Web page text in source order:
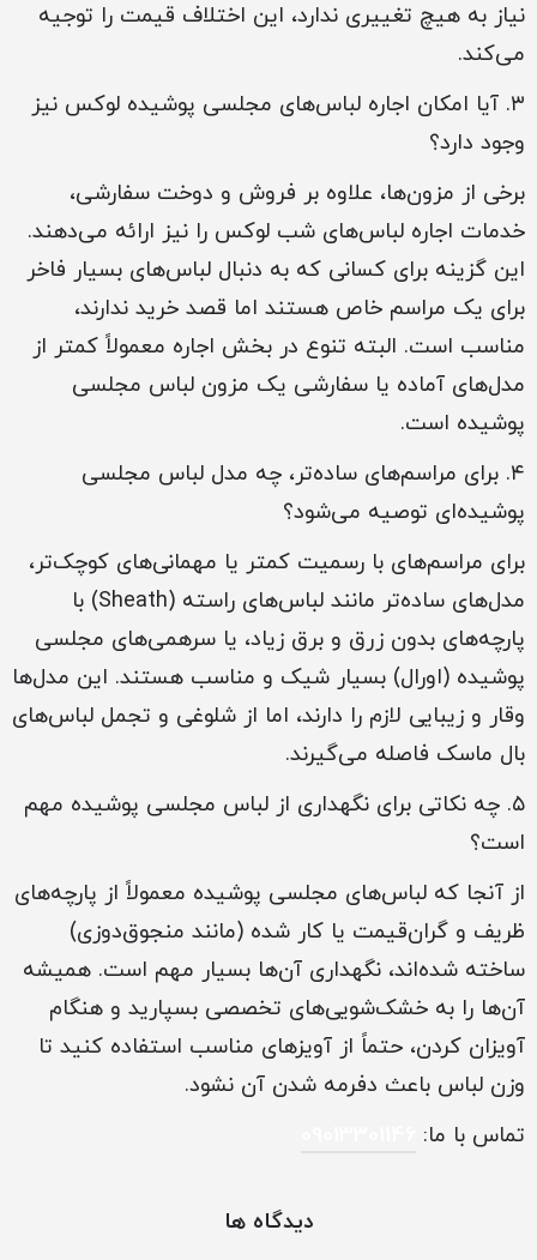
نیاز به هیچ تغییری ندارد، این اختلاف قیمت را توجیه
می‌کند.
۳. آیا امکان اجاره لباس‌های مجلسی پوشیده لوکس نیز
وجود دارد؟
برخی از مزون‌ها، علاوه بر فروش و دوخت سفارشی،
خدمات اجاره لباس‌های شب لوکس را نیز ارائه می‌دهند.
این گزینه برای کسانی که به دنبال لباس‌های بسیار فاخر
برای یک مراسم خاص هستند اما قصد خرید ندارند،
مناسب است. البته تنوع در بخش اجاره معمولاً کمتر از
مدل‌های آماده یا سفارشی یک مزون لباس مجلسی
پوشیده است.
۴. برای مراسم‌های ساده‌تر، چه مدل لباس مجلسی
پوشیده‌ای توصیه می‌شود؟
برای مراسم‌های با رسمیت کمتر یا مهمانی‌های کوچک‌تر،
مدل‌های ساده‌تر مانند لباس‌های راسته (Sheath) با
پارچه‌های بدون زرق و برق زیاد، یا سرهمی‌های مجلسی
پوشیده (اورال) بسیار شیک و مناسب هستند. این مدل‌ها
وقار و زیبایی لازم را دارند، اما از شلوغی و تجمل لباس‌های
بال ماسک فاصله می‌گیرند.
۵. چه نکاتی برای نگهداری از لباس مجلسی پوشیده مهم
است؟
از آنجا که لباس‌های مجلسی پوشیده معمولاً از پارچه‌های
ظریف و گران‌قیمت یا کار شده (مانند منجوق‌دوزی)
ساخته شده‌اند، نگهداری آن‌ها بسیار مهم است. همیشه
آن‌ها را به خشک‌شویی‌های تخصصی بسپارید و هنگام
آویزان کردن، حتماً از آویزهای مناسب استفاده کنید تا
وزن لباس باعث دفرمه شدن آن نشود.
تماس با ما:
دیدگاه ها